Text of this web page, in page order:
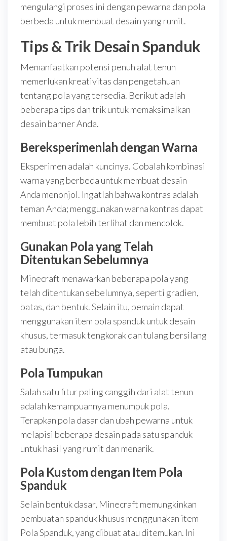
mengulangi proses ini dengan pewarna dan pola
berbeda untuk membuat desain yang rumit.
Tips & Trik Desain Spanduk
Memanfaatkan potensi penuh alat tenun
memerlukan kreativitas dan pengetahuan
tentang pola yang tersedia. Berikut adalah
beberapa tips dan trik untuk memaksimalkan
desain banner Anda.
Bereksperimenlah dengan Warna
Eksperimen adalah kuncinya. Cobalah kombinasi
warna yang berbeda untuk membuat desain
Anda menonjol. Ingatlah bahwa kontras adalah
teman Anda; menggunakan warna kontras dapat
membuat pola lebih terlihat dan mencolok.
Gunakan Pola yang Telah
Ditentukan Sebelumnya
Minecraft menawarkan beberapa pola yang
telah ditentukan sebelumnya, seperti gradien,
batas, dan bentuk. Selain itu, pemain dapat
menggunakan item pola spanduk untuk desain
khusus, termasuk tengkorak dan tulang bersilang
atau bunga.
Pola Tumpukan
Salah satu fitur paling canggih dari alat tenun
adalah kemampuannya menumpuk pola.
Terapkan pola dasar dan ubah pewarna untuk
melapisi beberapa desain pada satu spanduk
untuk hasil yang rumit dan menarik.
Pola Kustom dengan Item Pola
Spanduk
Selain bentuk dasar, Minecraft memungkinkan
pembuatan spanduk khusus menggunakan item
Pola Spanduk, yang dibuat atau ditemukan. Ini